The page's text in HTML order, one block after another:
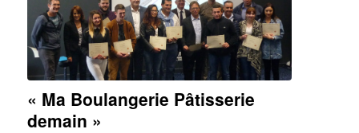
« Ma Boulangerie Pâtisserie
demain »